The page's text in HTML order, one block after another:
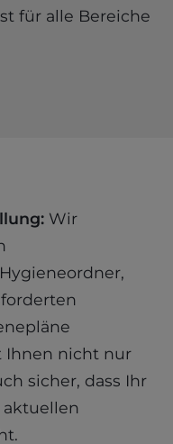
für alle Bereiche
Wir
Ihnen nicht nur
sicher, dass Ihr